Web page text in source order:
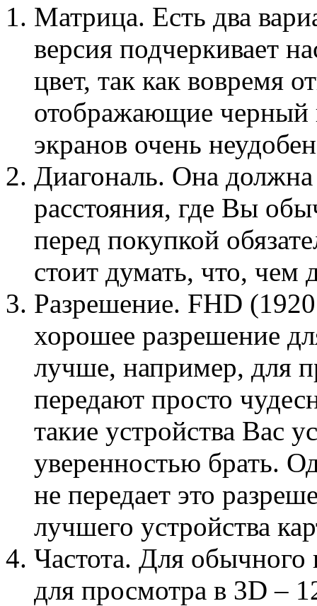
Матрица. Есть два
версия подчеркивает
цвет, так как вовремя
отображающие черный
экранов очень
Диагональ. Она
расстояния, где Вы
перед покупкой
стоит думать, что, чем
Разрешение. FHD
хорошее разрешение
лучше, например, для
передают просто
такие устройства Вас
уверенностью брать.
не передает это
лучшего устройства
Частота. Для
для просмотра в 3D –